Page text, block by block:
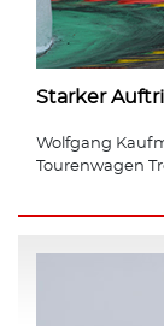
Starker
Wolfgang
Tourenwagen